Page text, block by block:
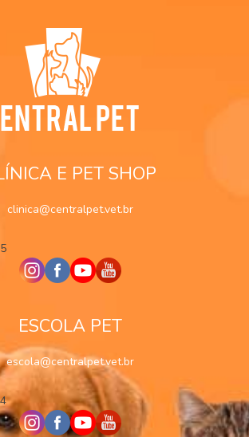
E PET SHOP
clinica@centralpet.vet.br
ESCOLA PET
escola@centralpet.vet.br